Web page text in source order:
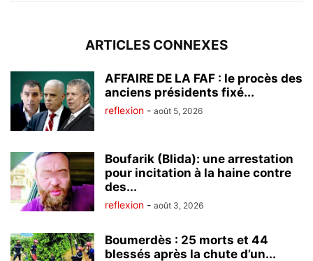
ARTICLES CONNEXES
AFFAIRE DE LA FAF : le procès des
anciens présidents fixé...
reflexion - août 5, 2026
Boufarik (Blida): une arrestation
pour incitation à la haine contre
des...
reflexion - août 3, 2026
Boumerdès : 25 morts et 44
blessés après la chute d’un...